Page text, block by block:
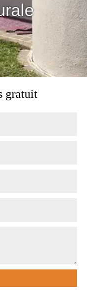
gratuit